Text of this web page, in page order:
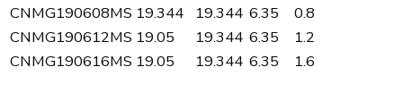
CNMG190608MS 19.344 19.344 6.35
0.8
CNMG190612MS 19.05 19.344 6.35
1.2
CNMG190616MS 19.05 19.344 6.35 1.6